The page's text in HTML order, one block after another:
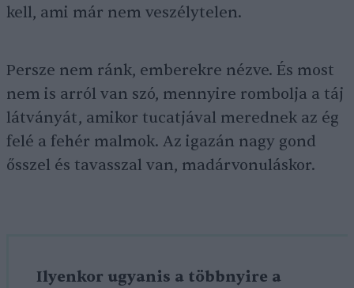
kell, ami már nem veszélytelen.
Persze nem ránk, emberekre nézve. És most
nem is arról van szó, mennyire rombolja a táj
látványát, amikor tucatjával merednek az ég
felé a fehér malmok. Az igazán nagy gond
ősszel és tavasszal van, madárvonuláskor.
Ilyenkor ugyanis a többnyire a